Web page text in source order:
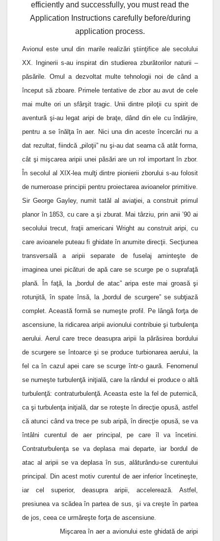
efficiently and successfully, you must read the
Application Instructions carefully before/during
application process.
Avionul este unul din marile realizări ştiinţifice ale secolului
XX. Inginerii s-au inspirat din studierea zburătorilor naturii –
păsările. Omul a dezvoltat multe tehnologii noi de când a
început să zboare. Primele tentative de zbor au avut de cele
mai multe ori un sfârşit tragic. Unii dintre piloţii cu spirit de
aventură şi-au legat aripi de braţe, dând din ele cu îndârjire,
pentru a se înălţa în aer. Nici una din aceste încercări nu a
dat rezultat, fiindcă „piloţii” nu şi-au dat seama că atât forma,
cât şi mişcarea aripii unei păsări are un rol important în zbor.
În secolul al XIX-lea mulţi dintre pionierii zborului s-au folosit
de numeroase principii pentru proiectarea avioanelor primitive.
Sir George Gayley, numit tatăl al aviaţiei, a construit primul
planor în 1853, cu care a şi zburat. Mai târziu, prin anii’90 ai
secolului trecut, fraţii americani Wright au construit aripi, cu
care avioanele puteau fi ghidate în anumite direcţii. Secţiunea
transversală a aripii separate de fuselaj aminteşte de
imaginea unei picături de apă care se scurge pe o suprafaţă
plană. În faţă, la „bordul de atac” aripa este mai groasă şi
rotunjită, în spate însă, la „bordul de scurgere” se subţiază
complet. Această formă se numeşte profil. Pe lângă forţa de
ascensiune, la ridicarea aripii avionului contribuie şi turbulenţa
aerului. Aerul care trece deasupra aripii la părăsirea bordului
de scurgere se întoarce şi se produce turbionarea aerului, la
fel ca în cazul apei care se scurge într-o gaură. Fenomenul
se numeşte turbulenţă iniţială, care la rândul ei produce o altă
turbulenţă: contraturbulenţă. Aceasta este la fel de puternică,
ca şi turbulenţa iniţială, dar se roteşte în direcţie opusă, astfel
că atunci când va trece pe sub aripă, în direcţie opusă, se va
întâlni curentul de aer principal, pe care îl va încetini.
Contraturbulenţa se va deplasa mai departe, iar bordul de
atac al aripii se va deplasa în sus, alăturându-se curentului
principal. Din acest motiv curentul de aer inferior încetineşte,
iar cel superior, deasupra aripii, accelerează. Astfel,
presiunea va scădea în partea de sus, şi va creşte în partea
de jos, ceea ce urmăreşte forţa de ascensiune.
Mişcarea în aer a avionului este ghidată de aripi